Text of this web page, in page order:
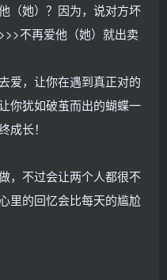
（她）？因为，说对方坏
不再爱他（她）就出卖
爱，让你在遇到真正对的
你犹如破茧而出的蝴蝶一
成长！
，不过会让两个人都很不
里的回忆会比每天的尴尬